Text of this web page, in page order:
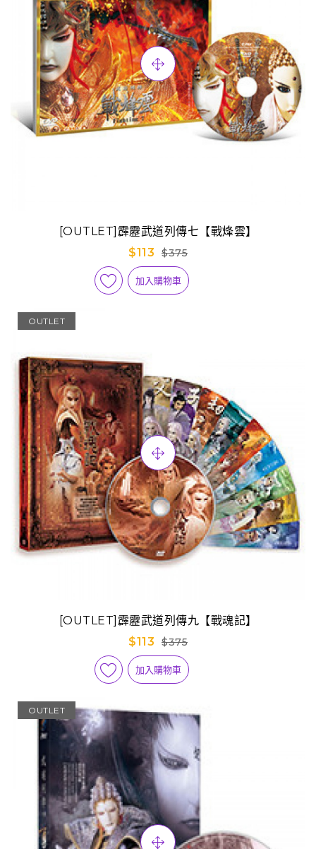
[OUTLET]霹靂武道列傳七【戰烽雲】
$113
$375
加入購物車
OUTLET
[OUTLET]霹靂武道列傳九【戰魂記】
$113
$375
加入購物車
OUTLET